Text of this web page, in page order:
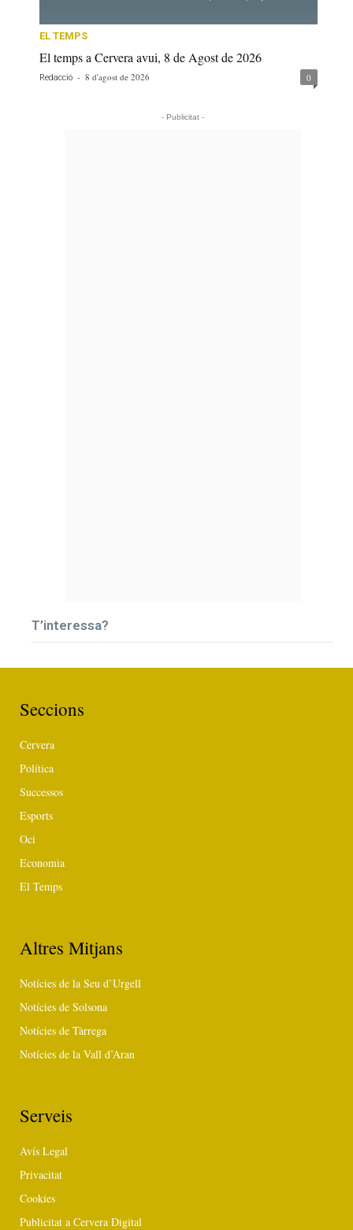
EL TEMPS
El temps a Cervera avui, 8 de Agost de 2026
Redacció - 8 d'agost de 2026 0
- Publicitat -
T’interessa?
Seccions
Cervera
Política
Successos
Esports
Oci
Economia
El Temps
Altres Mitjans
Notícies de la Seu d’Urgell
Notícies de Solsona
Notícies de Tàrrega
Notícies de la Vall d’Aran
Serveis
Avís Legal
Privacitat
Cookies
Publicitat a Cervera Digital